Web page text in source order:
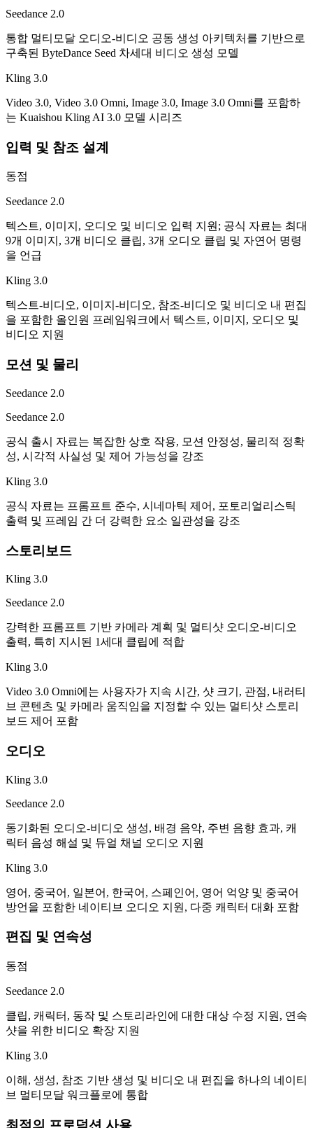
Seedance 2.0
통합 멀티모달 오디오-비디오 공동 생성 아키텍처를 기반으로
구축된 ByteDance Seed 차세대 비디오 생성 모델
Kling 3.0
Video 3.0, Video 3.0 Omni, Image 3.0, Image 3.0 Omni를 포함하
는 Kuaishou Kling AI 3.0 모델 시리즈
입력 및 참조 설계
동점
Seedance 2.0
텍스트, 이미지, 오디오 및 비디오 입력 지원; 공식 자료는 최대
9개 이미지, 3개 비디오 클립, 3개 오디오 클립 및 자연어 명령
을 언급
Kling 3.0
텍스트-비디오, 이미지-비디오, 참조-비디오 및 비디오 내 편집
을 포함한 올인원 프레임워크에서 텍스트, 이미지, 오디오 및
비디오 지원
모션 및 물리
Seedance 2.0
Seedance 2.0
공식 출시 자료는 복잡한 상호 작용, 모션 안정성, 물리적 정확
성, 시각적 사실성 및 제어 가능성을 강조
Kling 3.0
공식 자료는 프롬프트 준수, 시네마틱 제어, 포토리얼리스틱
출력 및 프레임 간 더 강력한 요소 일관성을 강조
스토리보드
Kling 3.0
Seedance 2.0
강력한 프롬프트 기반 카메라 계획 및 멀티샷 오디오-비디오
출력, 특히 지시된 1세대 클립에 적합
Kling 3.0
Video 3.0 Omni에는 사용자가 지속 시간, 샷 크기, 관점, 내러티
브 콘텐츠 및 카메라 움직임을 지정할 수 있는 멀티샷 스토리
보드 제어 포함
오디오
Kling 3.0
Seedance 2.0
동기화된 오디오-비디오 생성, 배경 음악, 주변 음향 효과, 캐
릭터 음성 해설 및 듀얼 채널 오디오 지원
Kling 3.0
영어, 중국어, 일본어, 한국어, 스페인어, 영어 억양 및 중국어
방언을 포함한 네이티브 오디오 지원, 다중 캐릭터 대화 포함
편집 및 연속성
동점
Seedance 2.0
클립, 캐릭터, 동작 및 스토리라인에 대한 대상 수정 지원, 연속
샷을 위한 비디오 확장 지원
Kling 3.0
이해, 생성, 참조 기반 생성 및 비디오 내 편집을 하나의 네이티
브 멀티모달 워크플로에 통합
최적의 프로덕션 사용